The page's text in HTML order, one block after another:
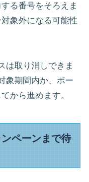
る番号をそろえま
象外になる可能性
は取り消しできま
象期間内か、ボー
から進めます。
ペーンまで待